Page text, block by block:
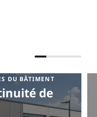
DU BÂTIMENT
de